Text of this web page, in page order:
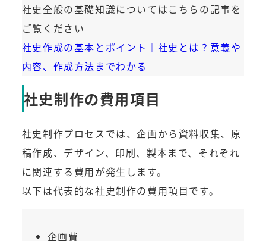
社史全般の基礎知識についてはこちらの記事を
ご覧ください
社史作成の基本とポイント｜社史とは？意義や
内容、作成方法までわかる
社史制作の費用項目
社史制作プロセスでは、企画から資料収集、原
稿作成、デザイン、印刷、製本まで、それぞれ
に関連する費用が発生します。
以下は代表的な社史制作の費用項目です。
企画費